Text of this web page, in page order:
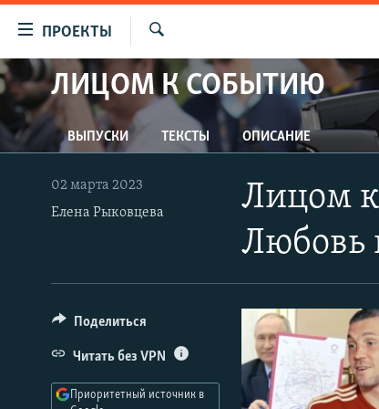
упрощенного
доступа
Вернуться
к
основному
содержанию
Вернутся
ПРОЕКТЫ
ПРОГРАММЫ
ПОДКАСТЫ
АВТОРСКИЕ ПРОЕКТЫ
ЦИТАТЫ СВОБОДЫ
МНЕНИЯ
IDEL.РЕАЛИИ
КАВКАЗ.РЕАЛИИ
СЕВЕР.РЕАЛИИ
СИБИРЬ.РЕАЛИИ
Искать
ЛИЦОМ К СОБЫТИЮ
ВЫПУСКИ ТЕКСТЫ ОПИСАНИЕ
Лицом
Любовь
02 марта 2023
Елена Рыковцева
Поделиться
Читать без VPN
Приоритетный источник в